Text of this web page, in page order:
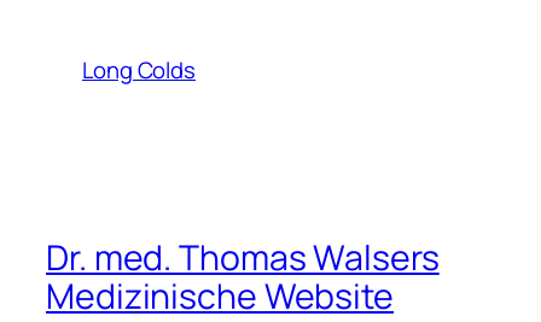
Long Colds
Dr. med. Thomas Walsers
Medizinische Website